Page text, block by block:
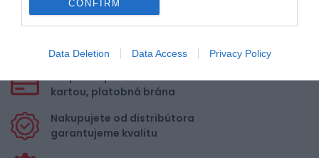
CONFIRM
Data Deletion Data Access Privacy Policy
nákupe nad 100,00 €
Bezpečná platba
kartou, platobná brána
Nakupujete od distribútora
garantujeme kvalitu